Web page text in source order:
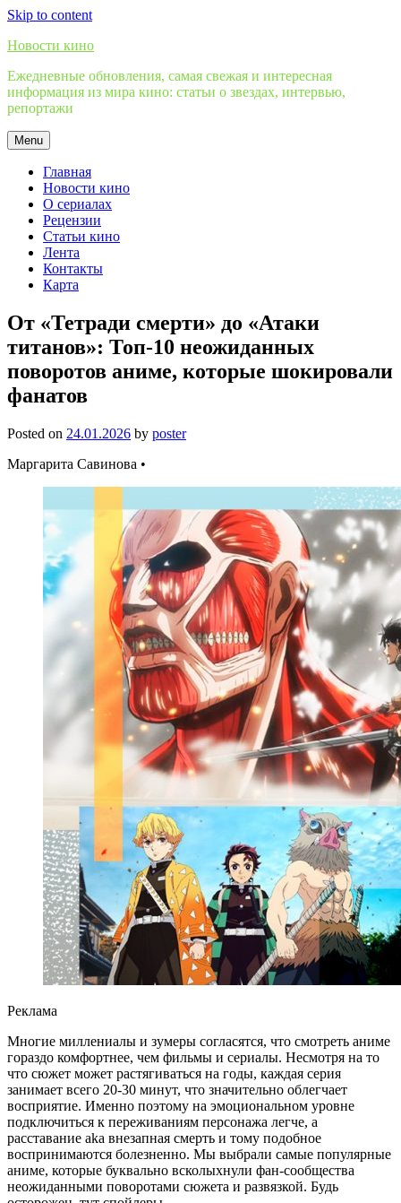
Skip to content
Новости кино
Ежедневные обновления, самая свежая и интересная
информация из мира кино: статьи о звездах, интервью,
репортажи
Menu
Главная
Новости кино
О сериалах
Рецензии
Статьи кино
Лента
Контакты
Карта
От «Тетради смерти» до «Атаки
титанов»: Топ-10 неожиданных
поворотов аниме, которые шокировали
фанатов
Posted on 24.01.2026 by poster
Маргарита Савинова •
Реклама
Многие миллениалы и зумеры согласятся, что смотреть аниме
гораздо комфортнее, чем фильмы и сериалы. Несмотря на то
что сюжет может растягиваться на годы, каждая серия
занимает всего 20-30 минут, что значительно облегчает
восприятие. Именно поэтому на эмоциональном уровне
подключиться к переживаниям персонажа легче, а
расставание aka внезапная смерть и тому подобное
воспринимаются болезненно. Мы выбрали самые популярные
аниме, которые буквально всколыхнули фан-сообщества
неожиданными поворотами сюжета и развязкой. Будь